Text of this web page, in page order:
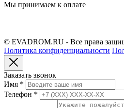
Мы принимаем к оплате
© EVADROM.RU - Все права
Политика конфиденциальности
Заказать звонок
Имя *
Телефон *